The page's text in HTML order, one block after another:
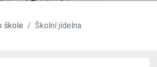
škole Školní jídelna